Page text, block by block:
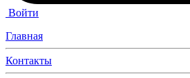
Войти
Главная
Контакты